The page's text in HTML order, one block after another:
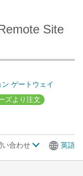
Site
ゲートウェイ
ズより注文
い合わせ 英語